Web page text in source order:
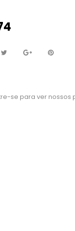
se para ver nossos